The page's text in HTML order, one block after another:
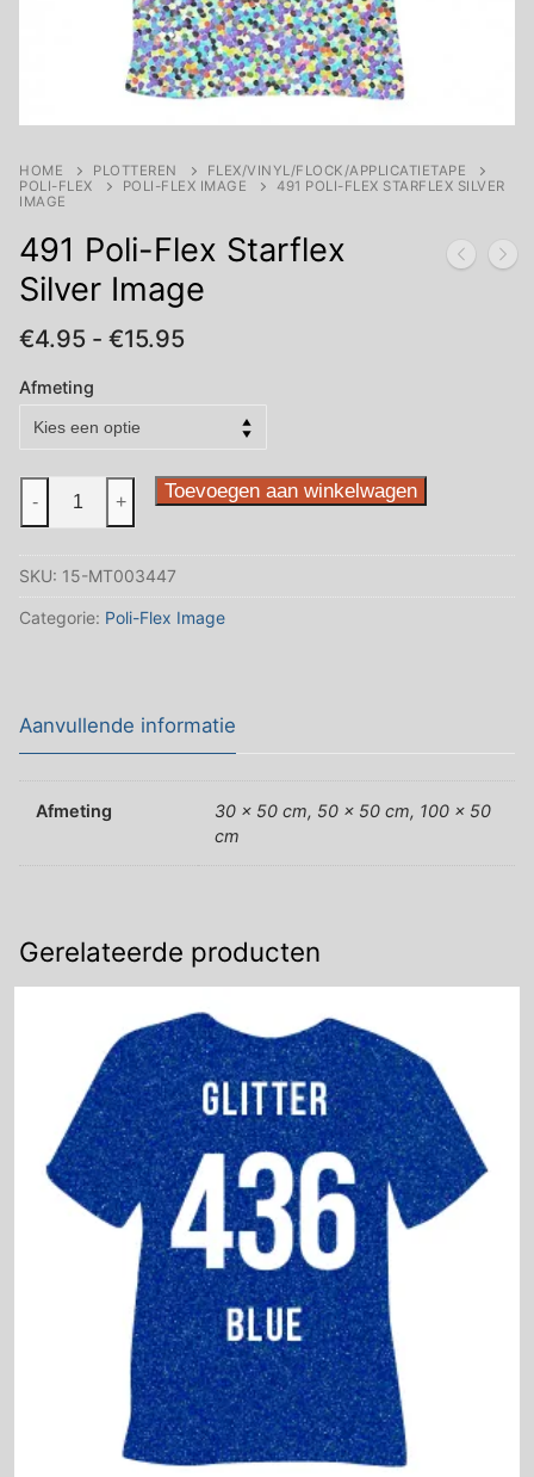
HOME PLOTTEREN
FLEX/VINYL/FLOCK/APPLICATIETAPE
POLI-FLEX
POLI-FLEX IMAGE
491 POLI-FLEX STARFLEX SILVER
IMAGE
491 Poli-Flex Starflex
Silver Image
€4.95 - €15.95Prijsklasse:
Afmeting
Starflex
Silver
- + Toevoegen aan winkelwagen
SKU: 15-MT003447
Categorie: Poli-Flex Image
Aanvullende informatie
Afmeting
30 x 50 cm, 50 x 50 cm, 100 x 50
cm
Gerelateerde producten